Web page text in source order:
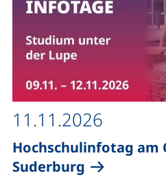
Hochschulinfotag am
Suderburg
11.11.2026